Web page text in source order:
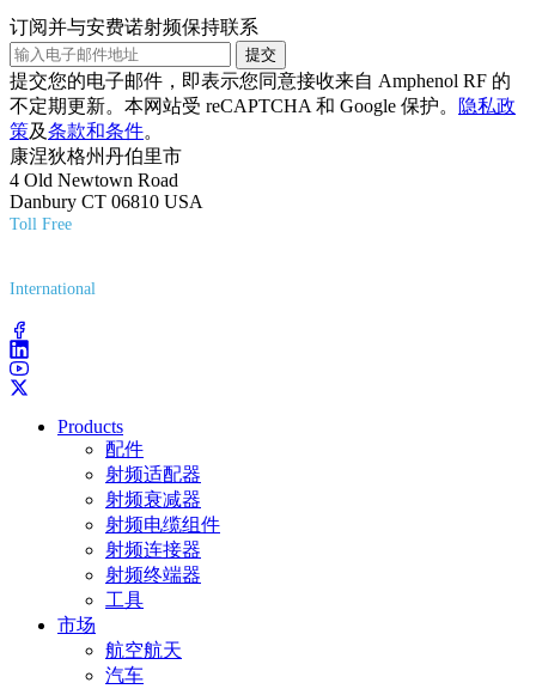
订阅并与安费诺射频保持联系
提交
提交您的电子邮件，即表示您同意接收来自 Amphenol RF 的
不定期更新。本网站受 reCAPTCHA 和 Google 保护。
隐私政
策及条款和条件。
康涅狄格州丹伯里市
4 Old Newtown Road
Danbury CT 06810 USA
Toll Free
International
Products
配件
射频适配器
射频衰减器
射频电缆组件
射频连接器
射频终端器
工具
市场
航空航天
汽车